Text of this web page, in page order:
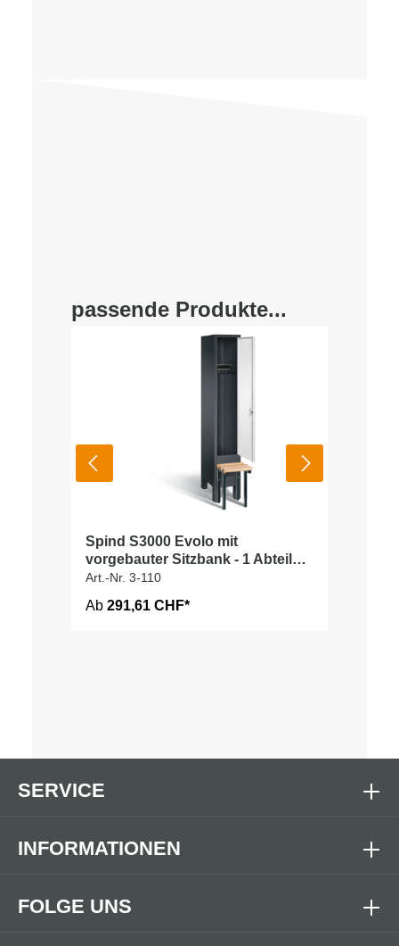
passende Produkte...
Spind S3000 Evolo mit
vorgebauter Sitzbank - 1 Abteil
300mm Abteilbreite
Art.-Nr. 3-110
Ab 291,61 CHF*
FOLGE UNS
SERVICE
INFORMATIONEN